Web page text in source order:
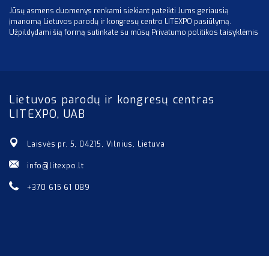
Jūsų asmens duomenys renkami siekiant pateikti Jums geriausią
įmanomą Lietuvos parodų ir kongresų centro LITEXPO pasiūlymą.
Užpildydami šią formą sutinkate su mūsų Privatumo politikos taisyklėmis
Lietuvos parodų ir kongresų centras
LITEXPO, UAB
Laisvės pr. 5, 04215, Vilnius, Lietuva
info@litexpo.lt
+370 615 61 089